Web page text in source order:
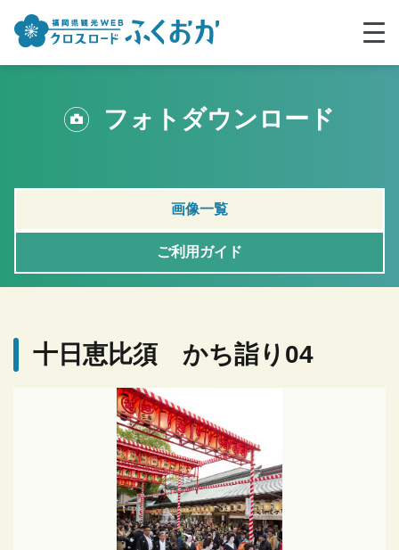
フォトダウンロード
画像一覧
ご利用ガイド
十日恵比須 かち詣り04